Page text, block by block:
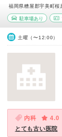
福岡県糟屋郡宇美町桜
駐車場あり
土曜（〜12:00）
内科
4.0
とても古い医院